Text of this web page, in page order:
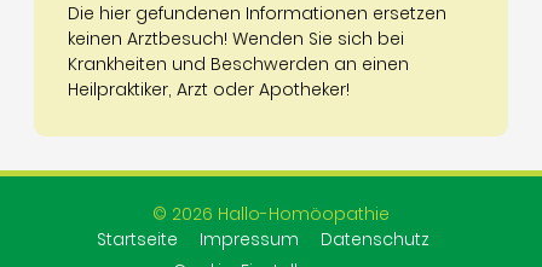
Die hier gefundenen Informationen ersetzen
keinen Arztbesuch! Wenden Sie sich bei
Krankheiten und Beschwerden an einen
Heilpraktiker, Arzt oder Apotheker!
© 2026 Hallo-Homöopathie
Startseite
Impressum
Datenschutz